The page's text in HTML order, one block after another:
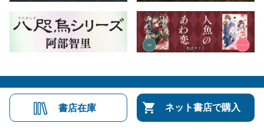
書店在庫 ネット書店で購入
会社概要 自費出版のご案内 お問合せ
株式会社文藝春秋 Number Web
CREA WEB
Copyright © Bungeishunju Ltd.